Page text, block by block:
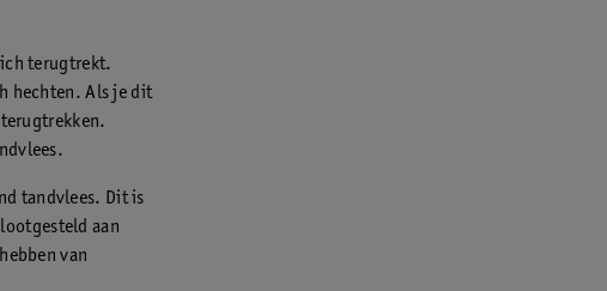
terugtrekt.
hechten. Als je dit
tandvlees. Dit is
aan
van